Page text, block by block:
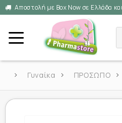
Αποστολή με Box Now σε Ελλάδα
Γυναίκα ΠΡΟΣΩΠΟ